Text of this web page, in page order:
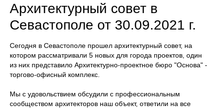
Архитектурный совет в
Севастополе от 30.09.2021 г.
Сегодня в Севастополе прошел архитектурный совет, на
котором рассматривали 5 новых для города проектов, один
из них представило Архитектурно-проектное бюро "Основа" -
торгово-офисный комплекс.
Мы с удовольствием обсудили с профессиональным
сообществом архитекторов наш объект, ответили на все